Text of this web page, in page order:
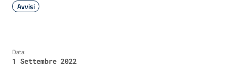
Avvisi
Data:
1 Settembre 2022